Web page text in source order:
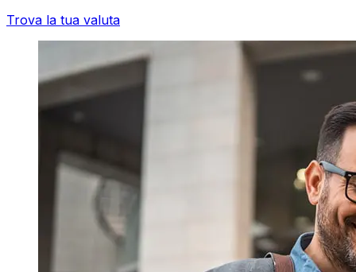
Trova la tua valuta